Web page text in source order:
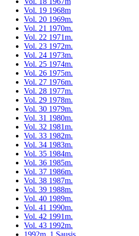
Vol. 19 1968m
Vol. 20 1969m.
Vol. 21 1970m.
Vol. 22 1971m.
Vol. 23 1972m.
Vol. 24 1973m.
Vol. 25 1974m.
Vol. 26 1975m.
Vol. 27 1976m.
Vol. 28 1977m.
Vol. 29 1978m.
Vol. 30 1979m.
Vol. 31 1980m.
Vol. 32 1981m.
Vol. 33 1982m.
Vol. 34 1983m.
Vol. 35 1984m.
Vol. 36 1985m.
Vol. 37 1986m.
Vol. 38 1987m.
Vol. 39 1988m.
Vol. 40 1989m.
Vol. 41 1990m.
Vol. 42 1991m.
Vol. 43 1992m.